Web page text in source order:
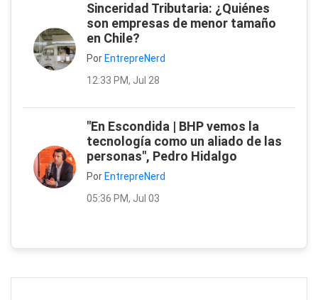
Sinceridad Tributaria: ¿Quiénes
son empresas de menor tamaño
en Chile?
Por EntrepreNerd
12:33 PM, Jul 28
"En Escondida | BHP vemos la
tecnología como un aliado de las
personas", Pedro Hidalgo
Por EntrepreNerd
05:36 PM, Jul 03